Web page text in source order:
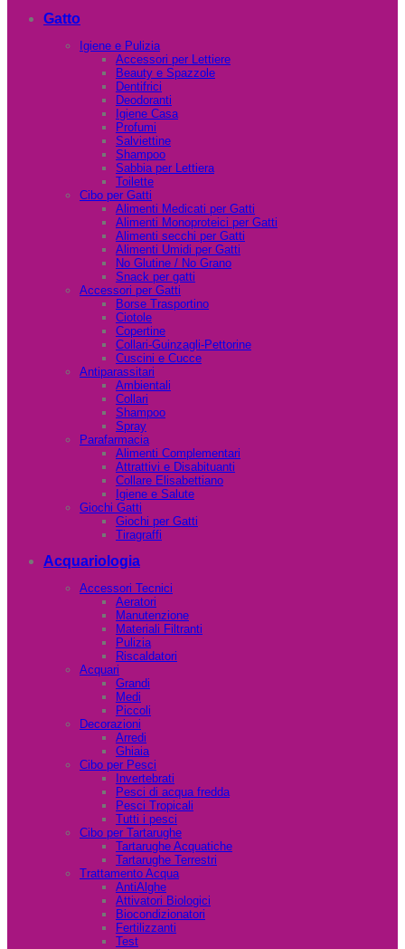
Gatto
Igiene e Pulizia
Accessori per Lettiere
Beauty e Spazzole
Dentifrici
Deodoranti
Igiene Casa
Profumi
Salviettine
Shampoo
Sabbia per Lettiera
Toilette
Cibo per Gatti
Alimenti Medicati per Gatti
Alimenti Monoproteici per Gatti
Alimenti secchi per Gatti
Alimenti Umidi per Gatti
No Glutine / No Grano
Snack per gatti
Accessori per Gatti
Borse Trasportino
Ciotole
Copertine
Collari-Guinzagli-Pettorine
Cuscini e Cucce
Antiparassitari
Ambientali
Collari
Shampoo
Spray
Parafarmacia
Alimenti Complementari
Attrattivi e Disabituanti
Collare Elisabettiano
Igiene e Salute
Giochi Gatti
Giochi per Gatti
Tiragraffi
Acquariologia
Accessori Tecnici
Aeratori
Manutenzione
Materiali Filtranti
Pulizia
Riscaldatori
Acquari
Grandi
Medi
Piccoli
Decorazioni
Arredi
Ghiaia
Cibo per Pesci
Invertebrati
Pesci di acqua fredda
Pesci Tropicali
Tutti i pesci
Cibo per Tartarughe
Tartarughe Acquatiche
Tartarughe Terrestri
Trattamento Acqua
AntiAlghe
Attivatori Biologici
Biocondizionatori
Fertilizzanti
Test